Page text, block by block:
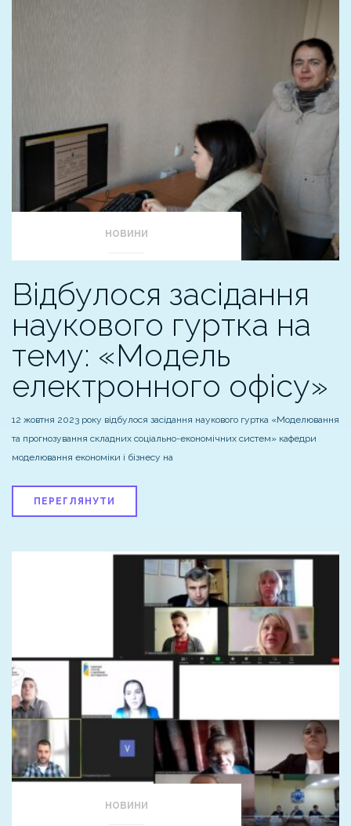
НОВИНИ
Відбулося засідання
наукового гуртка на
тему: «Модель
електронного офісу»
12 жовтня 2023 року відбулося засідання наукового гуртка «Моделювання
та прогнозування складних соціально-економічних систем» кафедри
моделювання економіки і бізнесу на
ПЕРЕГЛЯНУТИ
НОВИНИ